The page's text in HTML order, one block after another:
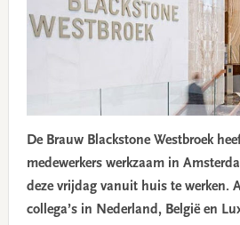
De Brauw Blackstone Westbroek
medewerkers werkzaam in
deze vrijdag vanuit huis te werken.
collega’s in Nederland, België en